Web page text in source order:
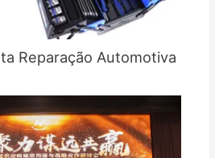
Reparação Automotiva